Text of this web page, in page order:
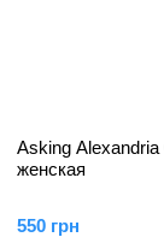
Asking
женская
550 грн